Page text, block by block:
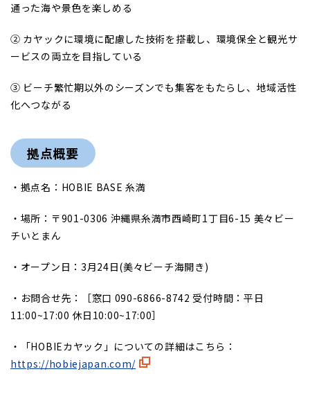
通った海や景色を楽しめる
② カヤックに環境に配慮した技術を搭載し、環境保全と観光サ
ービスの両立を目指している
③ ビーチ繁忙期以外のシーズンでも集客をもたらし、地域活性
化へつながる
拠点概要
・拠点名：HOBIE BASE 糸満
・場所：〒901-0306 沖縄県糸満市西崎町1丁目6-15 美々ビー
チいとまん
・オープン日：3月24日(美々ビーチ海開き)
・お問合せ先：［窓口 090-6866-8742 受付時間：平日
11:00~17:00 休日10:00~17:00］
・「HOBIEカヤック」についての詳細はこちら：
https://hobiejapan.com/